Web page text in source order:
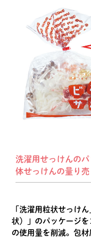
洗濯用せっけんの
体せっけんの量り
「洗濯用粒状せっけ
状）」のパッケージ
の使用量を削減。包